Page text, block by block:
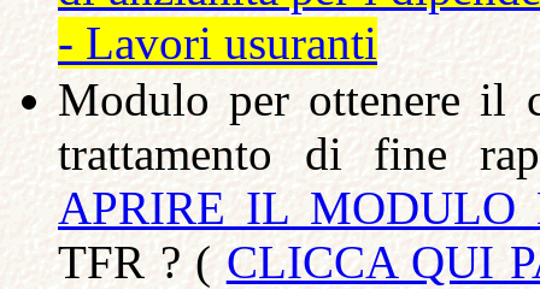
- Lavori usuranti
Modulo per ottenere il
trattamento di fine
APRIRE IL MODULO
TFR ? ( CLICCA QUI